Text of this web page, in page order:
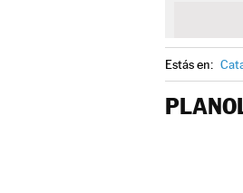
Estás en: